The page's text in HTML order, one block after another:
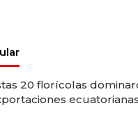
20 florícolas